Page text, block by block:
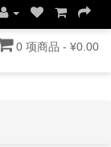
0 项商品 - ¥0.00